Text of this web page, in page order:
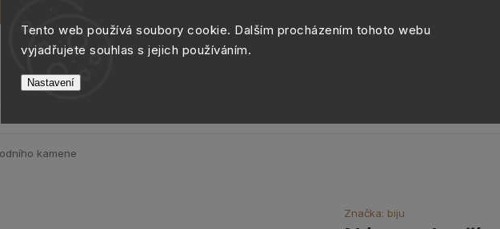
Tento web používá soubory cookie. Dalším procházením tohoto webu
vyjadřujete souhlas s jejich používáním.
Nastavení
kamene
Značka: biju